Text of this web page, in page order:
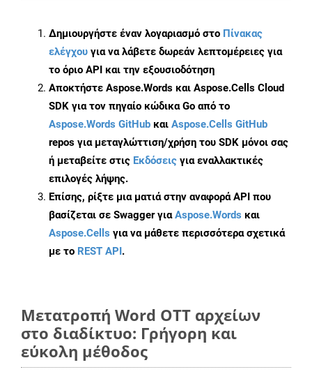
Δημιουργήστε έναν λογαριασμό στο Πίνακας
ελέγχου για να λάβετε δωρεάν λεπτομέρειες για
το όριο API και την εξουσιοδότηση
Αποκτήστε Aspose.Words και Aspose.Cells Cloud
SDK για τον πηγαίο κώδικα Go από το
Aspose.Words GitHub και Aspose.Cells GitHub
repos για μεταγλώττιση/χρήση του SDK μόνοι σας
ή μεταβείτε στις Εκδόσεις για εναλλακτικές
επιλογές λήψης.
Επίσης, ρίξτε μια ματιά στην αναφορά API που
βασίζεται σε Swagger γιαAspose.Words και
Aspose.Cells για να μάθετε περισσότερα σχετικά
με το REST API.
Μετατροπή Word OTT αρχείων
στο διαδίκτυο: Γρήγορη και
εύκολη μέθοδος